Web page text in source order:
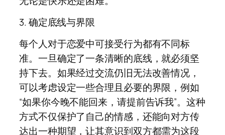
3. 确定底线与界限
每个人对于恋爱中可接受行为都有不同标
准。一旦确定了一条清晰的底线，就必须坚
持下去。如果经过交流仍旧无法改善情况，
可以考虑设定一些合理且必要的界限，例如
“如果你今晚不能回来，请提前告诉我”。这种
方式不仅保护了自己的情感，还能向对方传
达出一种期望，让其意识到双方都需为这段